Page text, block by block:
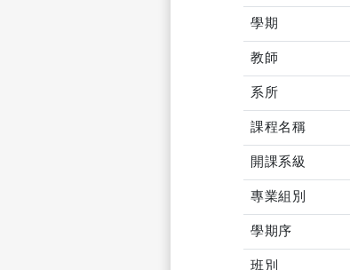
學期
教師
系所
課程名稱
開課系級
專業組別
學期序
班別